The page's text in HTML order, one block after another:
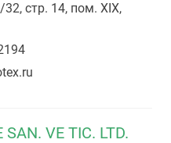
стр. 14, пом. XIX,
VE TIC. LTD.